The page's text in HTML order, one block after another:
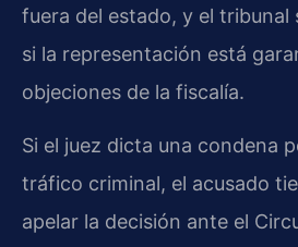
fuera del estado, y el tribunal
si la representación está
objeciones de la fiscalía.
Si el juez dicta una condena
tráfico criminal, el acusado
apelar la decisión ante el